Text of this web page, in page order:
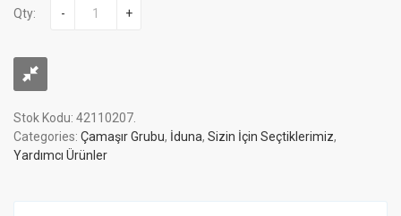
Qty: - +
Stok Kodu: 42110207
Categories: Çamaşır Grubu, İduna, Sizin İçin Seçtiklerimiz,
Yardımcı Ürünler